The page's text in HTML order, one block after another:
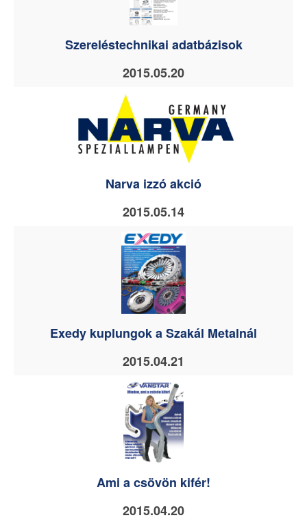
Szereléstechnikai adatbázisok
2015.05.20
Narva izzó akció
2015.05.14
Exedy kuplungok a Szakál Metalnál
2015.04.21
Ami a csövön kifér!
2015.04.20